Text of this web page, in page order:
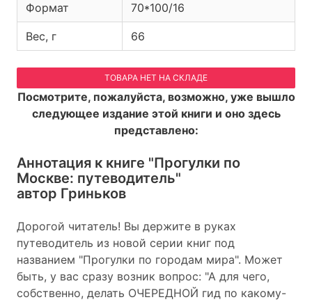
Формат 70*100/16
Вес, г 66
ТОВАРА НЕТ НА СКЛАДЕ
Посмотрите, пожалуйста, возможно, уже вышло
следующее издание этой книги и оно здесь
представлено:
Аннотация к книге "Прогулки по
Москве: путеводитель"
автор Гриньков
Дорогой читатель! Вы держите в руках
путеводитель из новой серии книг под
названием "Прогулки по городам мира". Может
быть, у вас сразу возник вопрос: "А для чего,
собственно, делать ОЧЕРЕДНОЙ гид по какому-